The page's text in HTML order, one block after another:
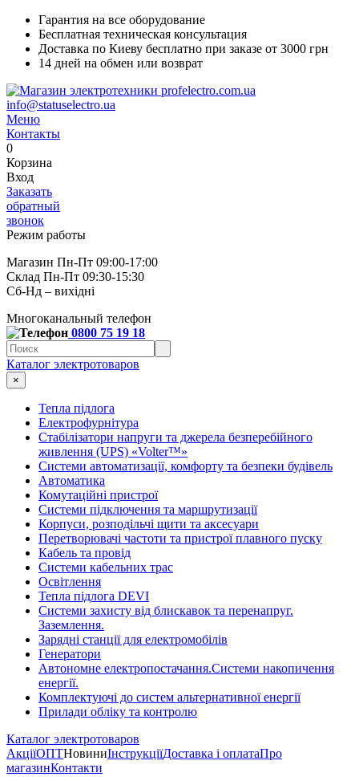
Гарантия на все оборудование
Бесплатная техническая консультация
Доставка по Киеву бесплатно при заказе от 3000 грн
14 дней на обмен или возврат
info@statuselectro.ua
Меню
Контакты
0
Корзина
Вход
Заказать
обратный
звонок
Режим работы
Магазин Пн-Пт 09:00-17:00
Склад Пн-Пт 09:30-15:30
Сб-Нд – вихідні
Многоканальный телефон
0800 75 19 18
Каталог электротоваров
×
Тепла підлога
Електрофурнітура
Cтабілізатори напруги та джерела безперебійного
живлення (UPS) «Volter™»
Системи автоматизації, комфорту та безпеки будівель
Автоматика
Комутаційні пристрої
Системи підключення та маршрутизації
Корпуси, розподільчі щити та аксесуари
Перетворювачі частоти та пристрої плавного пуску
Кабель та провід
Системи кабельних трас
Освітлення
Тепла підлога DEVI
Системи захисту від блискавок та перенапруг.
Заземлення.
Зарядні станції для електромобілів
Генератори
Автономне електропостачання.Системи накопичення
енергії.
Комплектуючі до систем альтернативної енергії
Прилади обліку та контролю
Каталог электротоваров
АкціїОПТНовиниІнструкціїДоставка і оплатаПро
магазинКонтакти